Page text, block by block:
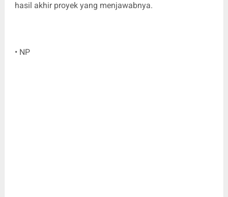
hasil akhir proyek yang menjawabnya.
• NP